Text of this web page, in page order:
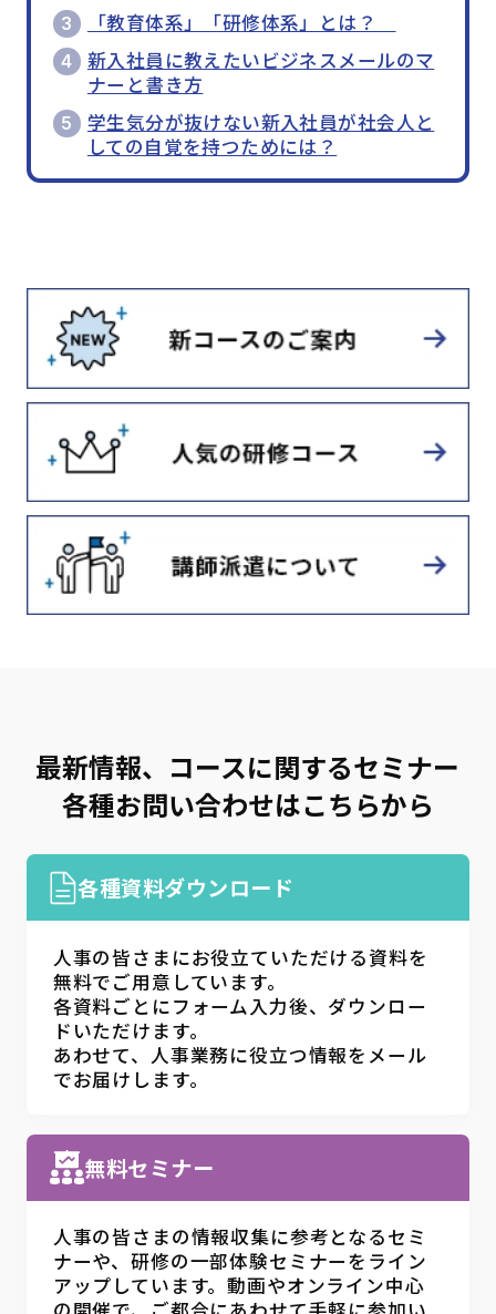
「教育体系」「研修体系」とは？
新入社員に教えたいビジネスメールのマ
ナーと書き方
学生気分が抜けない新入社員が社会人と
しての自覚を持つためには？
最新情報、コースに関するセミナー
各種お問い合わせはこちらから
各種資料ダウンロード
人事の皆さまにお役立ていただける資料を
無料でご用意しています。
各資料ごとにフォーム入力後、ダウンロー
ドいただけます。
あわせて、人事業務に役立つ情報をメール
でお届けします。
無料セミナー
人事の皆さまの情報収集に参考となるセミ
ナーや、研修の一部体験セミナーをライン
アップしています。動画やオンライン中心